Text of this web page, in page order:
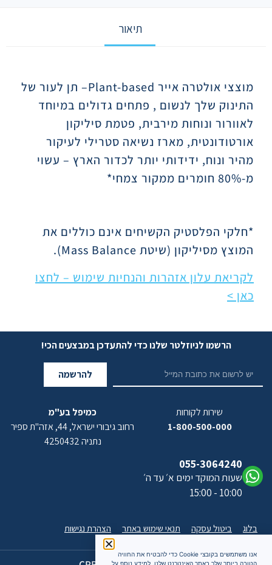
תיאור
מוצצי אולטרה אייר Plant-based– תן לעור של
התינוק שלך לנשום , פתחים גדולים במיוחד
לאוורור ונוחות מירבית, פטמת סיליקון
אורטודונטית, מארז נשיאה סטרילי לעיקור
מהיר ונוח, ידידותי יותר לכדור הארץ – עשוי
מ-80% חומרים ממקור צמחי*
*חלקי הפלסטיק הקשיחים אינם כוללים את
המוצץ מסיליקון (שיטת Mass Balance
).
לקריאת עלון אזהרות והנחיות שימוש – לחצו
כאן >
הרשמו לניוזלטר שלנו כדי להתעדכן במבצעים הכי!
להרשמה
שירות לקוחות
1-800-500-000
055-3064240
שעות המוקד ימים א׳ עד ה׳
10:00 - 15:00
כמיפל בע"מ
רחוב גיבורי ישראל, 44, אזה"ת ספיר
נתניה 4250432
בלוג ביטול עסקה תנאי שימוש באתר הצהרת נגישות
אנו משתמשים בקובצי Cookie כדי להבטיח את החוויה
הטובה ביותר שלך באתר האינטרנט שלנו. למידע נוסף על